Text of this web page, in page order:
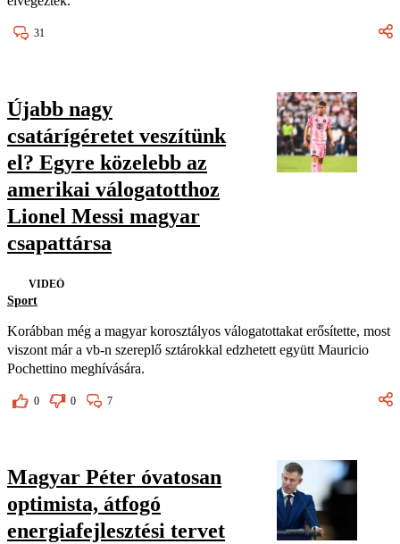
31
Újabb nagy
csatárígéretet veszítünk
el? Egyre közelebb az
amerikai válogatotthoz
Lionel Messi magyar
csapattársa
VIDEÓ
Sport
Korábban még a magyar korosztályos válogatottakat erősítette, most
viszont már a vb-n szereplő sztárokkal edzhetett együtt Mauricio
Pochettino meghívására.
0 0 7
Magyar Péter óvatosan
optimista, átfogó
energiafejlesztési tervet